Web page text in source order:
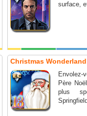
surface,
Christmas
Père
plus